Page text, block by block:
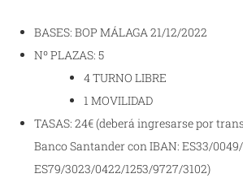
BASES: BOP MÁLAGA 21/12/2022
Nº PLAZAS: 5
4 TURNO LIBRE
1 MOVILIDAD
TASAS: 24€ (deberá ingresarse por
Banco Santander con IBAN: ES33/
ES79/3023/0422/1253/9727/3102)